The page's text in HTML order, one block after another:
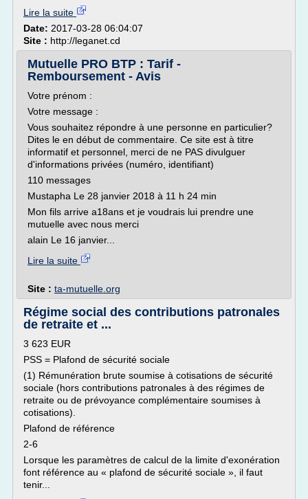
Lire la suite
Date: 2017-03-28 06:04:07
Site : http://leganet.cd
Mutuelle PRO BTP : Tarif -
Remboursement - Avis
Votre prénom :
Votre message :
Vous souhaitez répondre à une personne en particulier?
Dites le en début de commentaire. Ce site est à titre
informatif et personnel, merci de ne PAS divulguer
d'informations privées (numéro, identifiant)
110 messages
Mustapha Le 28 janvier 2018 à 11 h 24 min
Mon fils arrive a18ans et je voudrais lui prendre une
mutuelle avec nous merci
alain Le 16 janvier...
Lire la suite
Site : ta-mutuelle.org
Régime social des contributions patronales
de retraite et ...
3 623 EUR
PSS = Plafond de sécurité sociale
(1) Rémunération brute soumise à cotisations de sécurité
sociale (hors contributions patronales à des régimes de
retraite ou de prévoyance complémentaire soumises à
cotisations).
Plafond de référence
2-6
Lorsque les paramètres de calcul de la limite d'exonération
font référence au « plafond de sécurité sociale », il faut
tenir...